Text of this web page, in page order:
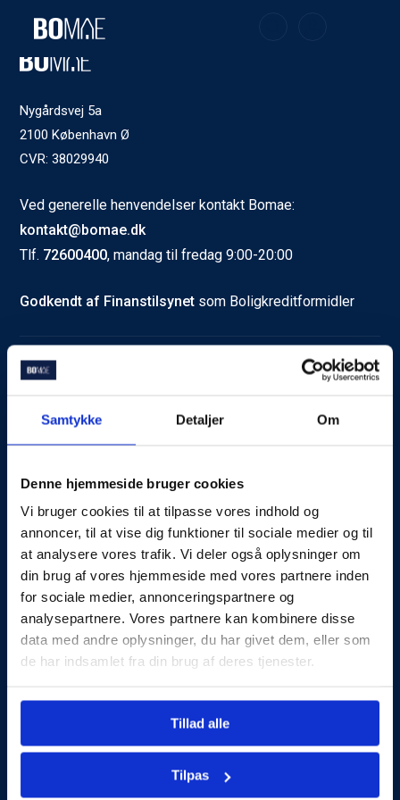
Samtykke Detaljer Om
Denne hjemmeside bruger cookies
Vi bruger cookies til at tilpasse vores indhold og
annoncer, til at vise dig funktioner til sociale medier og til
at analysere vores trafik. Vi deler også oplysninger om
din brug af vores hjemmeside med vores partnere inden
for sociale medier, annonceringspartnere og
analysepartnere. Vores partnere kan kombinere disse
data med andre oplysninger, du har givet dem, eller som
de har indsamlet fra din brug af deres tjenester.
Tillad alle
Tilpas
Nygårdsvej 5a
2100 København Ø
CVR: 38029940
Ved generelle henvendelser kontakt Bomae:
kontakt@bomae.dk
Tlf. 72600400, mandag til fredag 9:00-20:00
Godkendt af Finanstilsynet som Boligkreditformidler
Om Bomae
Guides og Cases
Kundehistorier
Køberguides
Omlægning af lån
Boliger til salg
Køberrådgivning
Køberrådgivning